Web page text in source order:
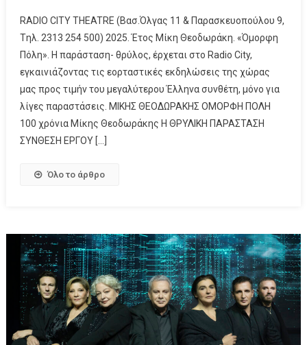
RADIO CITY THEATRE (Βασ.Όλγας 11 & Παρασκευοπούλου 9,
Tηλ. 2313 254 500) 2025. Έτος Μίκη Θεοδωράκη. «Όμορφη
Πόλη». Η παράσταση- θρύλος, έρχεται στο Radio City,
εγκαινιάζοντας τις εορταστικές εκδηλώσεις της χώρας
μας προς τιμήν του μεγαλύτερου Έλληνα συνθέτη, μόνο για
λίγες παραστάσεις. ΜΙΚΗΣ ΘΕΟΔΩΡΑΚΗΣ ΟΜΟΡΦΗ ΠΟΛΗ
100 χρόνια Μίκης Θεοδωράκης Η ΘΡΥΛΙΚΗ ΠΑΡΑΣΤΑΣΗ
ΣΥΝΘΕΣΗ ΕΡΓΟΥ […]
Όλο το άρθρο